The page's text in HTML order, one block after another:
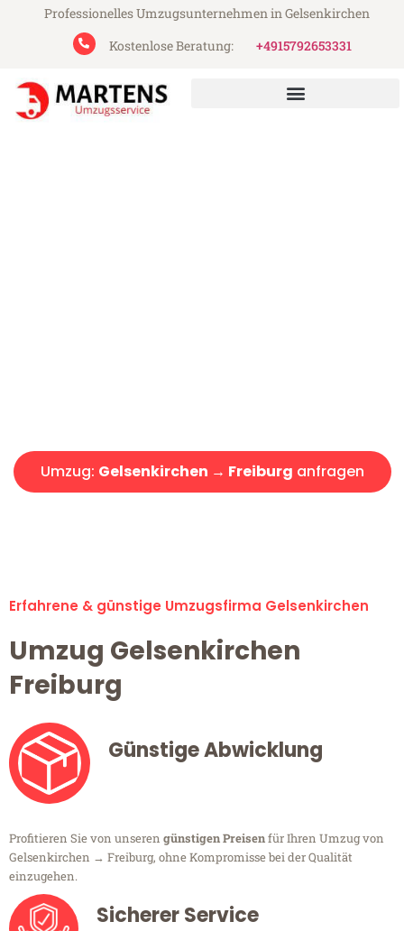
Professionelles Umzugsunternehmen in Gelsenkirchen
Kostenlose Beratung:
+4915792653331
Umzug: Gelsenkirchen → Freiburg anfragen
Erfahrene & günstige Umzugsfirma Gelsenkirchen
Umzug Gelsenkirchen
Freiburg
Günstige Abwicklung
Profitieren Sie von unseren günstigen Preisenfür Ihren Umzug von
Gelsenkirchen → Freiburg, ohne Kompromisse bei der Qualität
einzugehen.
Sicherer Service